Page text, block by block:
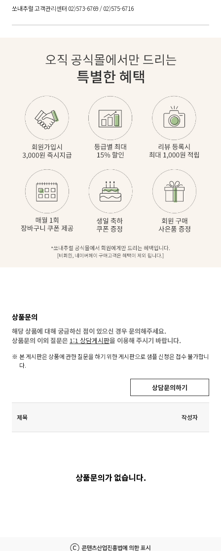
쏘내추럴 고객관리센터 02)573-6769 / 02)575-6716
상품문의
해당 상품에 대해 궁금하신 점이 있으신 경우 문의해주세요.
상품문의 이외 질문은 1:1 상담게시판을 이용해 주시기 바랍니다.
본 게시판은 상품에 관한 질문을 하기 위한 게시판으로 샘플 신청은 접수 불가합니
다.
상담문의하기
제목 작성자
상품문의가 없습니다.